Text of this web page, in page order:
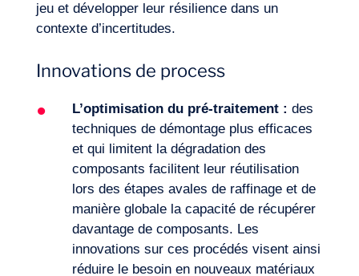
jeu et développer leur résilience dans un
contexte d’incertitudes.
Innovations de process
L’optimisation du pré-traitement : des
techniques de démontage plus efficaces
et qui limitent la dégradation des
composants facilitent leur réutilisation
lors des étapes avales de raffinage et de
manière globale la capacité de récupérer
davantage de composants. Les
innovations sur ces procédés visent ainsi
réduire le besoin en nouveaux matériaux